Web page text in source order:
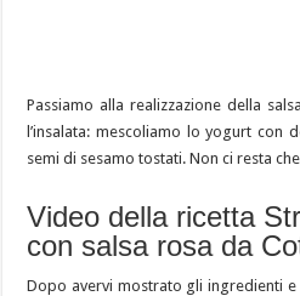
Passiamo alla realizzazione della
l’insalata: mescoliamo lo yogurt
semi di sesamo tostati. Non ci resta
Video della ricetta
con salsa rosa da
Dopo avervi mostrato gli ingredienti